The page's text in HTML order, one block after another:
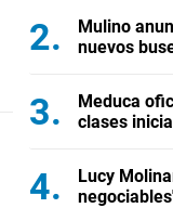
Mulino
nuevos
Meduca
clases
Lucy